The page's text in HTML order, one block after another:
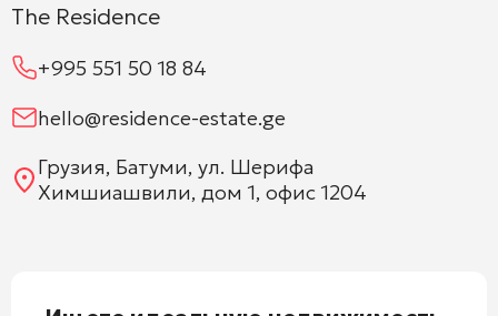
The Residence
+995 551 50 18 84
hello@residence-estate.ge
Грузия, Батуми, ул. Шерифа
Химшиашвили, дом 1, офис 1204